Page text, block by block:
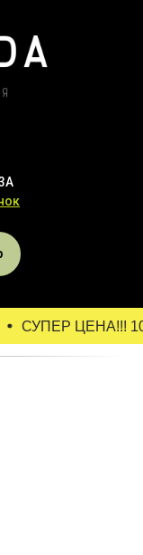
СУПЕР ЦЕНА!!!